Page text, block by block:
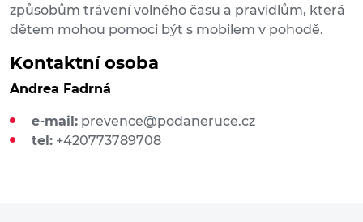
způsobům trávení volného času a pravidlům, která
dětem mohou pomoci být s mobilem v pohodě.
Kontaktní osoba
Andrea Fadrná
e-mail: prevence@podaneruce.cz
tel: +420773789708